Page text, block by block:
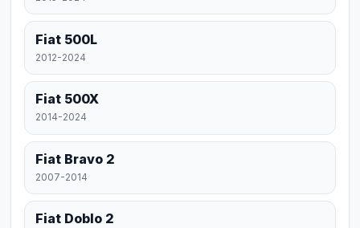
Fiat 500L
2012-2024
Fiat 500X
2014-2024
Fiat Bravo 2
2007-2014
Fiat Doblo 2